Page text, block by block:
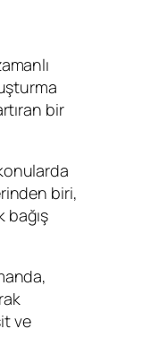
bir
biri,
bağış
ve